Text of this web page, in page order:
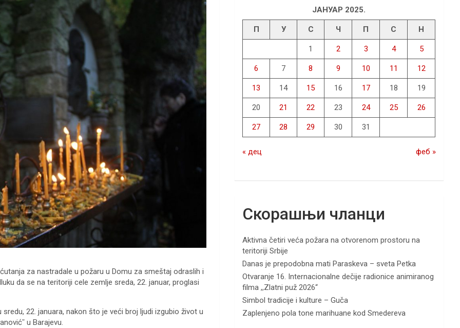
za nastradale u požaru u Domu za smeštaj odraslih i
da se na teritoriji cele zemlje sreda, 22. januar, proglasi
22. januara, nakon što je veći broj ljudi izgubio život u
u Barajevu.
ЈАНУАР 2025.
П У С Ч П С Н
1 2 3 4 5
6 7 8 9 10 11 12
13 14 15 16 17 18 19
20 21 22 23 24 25 26
27 28 29 30 31
« дец феб »
Скорашњи чланци
Aktivna četiri veća požara na otvorenom prostoru na
teritoriji Srbije
Danas je prepodobna mati Paraskeva – sveta Petka
Otvaranje 16. Internacionalne dečije radionice animiranog
filma ,,Zlatni puž 2026“
Simbol tradicije i kulture – Guča
Zaplenjeno pola tone marihuane kod Smedereva